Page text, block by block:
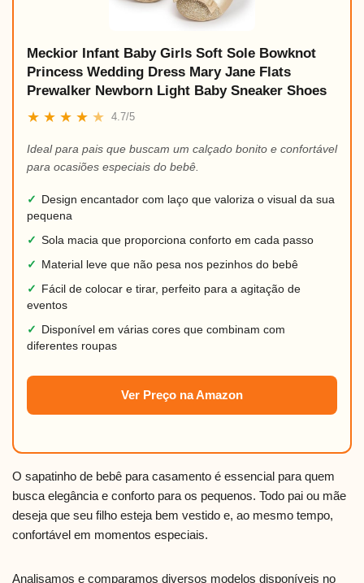
Meckior Infant Baby Girls Soft Sole Bowknot
Princess Wedding Dress Mary Jane Flats
Prewalker Newborn Light Baby Sneaker Shoes
★ ★ ★ ★ ★ 4.7/5
Ideal para pais que buscam um calçado bonito e confortável
para ocasiões especiais do bebê.
✓
Design encantador com laço que valoriza o visual da sua
pequena
✓ Sola macia que proporciona conforto em cada passo
✓
Material leve que não pesa nos pezinhos do bebê
✓
Fácil de colocar e tirar, perfeito para a agitação de
eventos
✓
Disponível em várias cores que combinam com
diferentes roupas
Ver Preço na Amazon
O sapatinho de bebê para casamento é essencial para quem
busca elegância e conforto para os pequenos. Todo pai ou mãe
deseja que seu filho esteja bem vestido e, ao mesmo tempo,
confortável em momentos especiais.
Analisamos e comparamos diversos modelos disponíveis no